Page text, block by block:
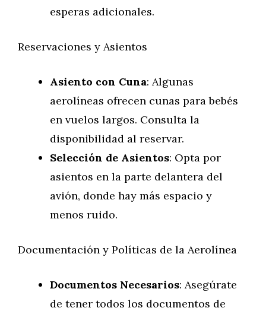
esperas adicionales.
Reservaciones y Asientos
Asiento con Cuna: Algunas
aerolíneas ofrecen cunas para bebés
en vuelos largos. Consulta la
disponibilidad al reservar.
Selección de Asientos: Opta por
asientos en la parte delantera del
avión, donde hay más espacio y
menos ruido.
Documentación y Políticas de la Aerolínea
Documentos Necesarios: Asegúrate
de tener todos los documentos de